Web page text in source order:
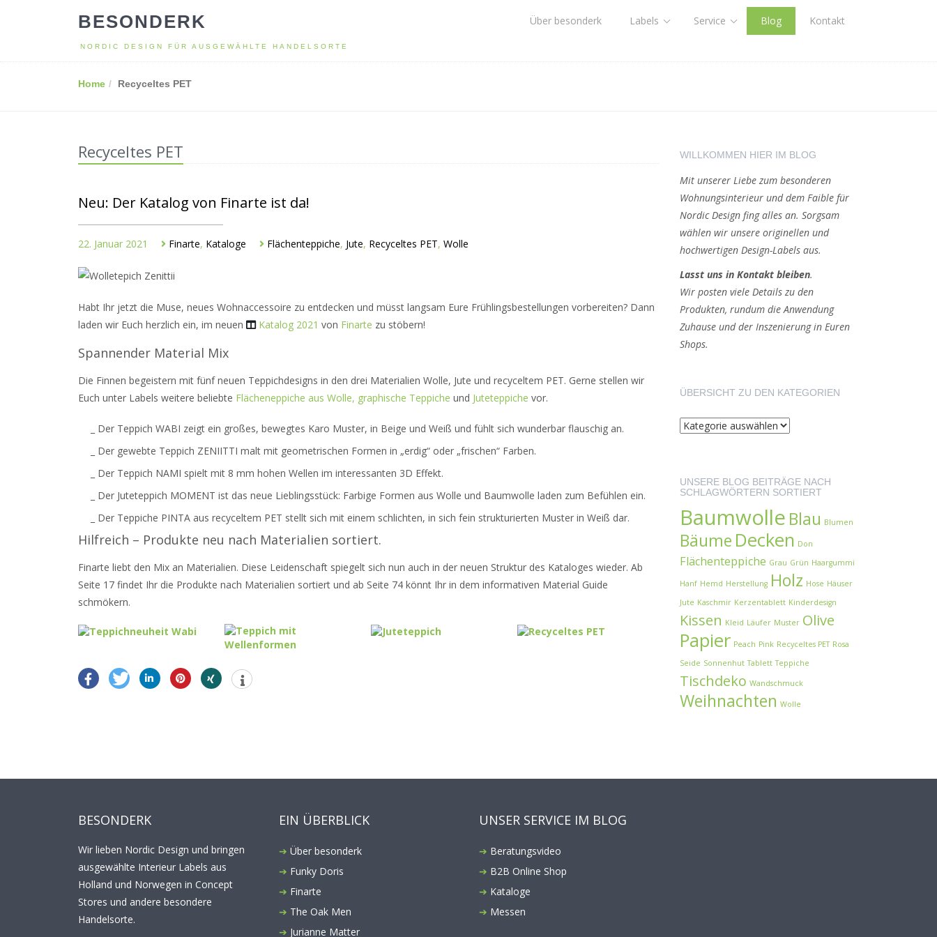
BESONDERK
NORDIC DESIGN FÜR AUSGEWÄHLTE HANDELSORTE
Über besonderk Labels Service Blog Kontakt
Home Recyceltes PET
Recyceltes PET
Neu: Der Katalog von Finarte ist da!
22. Januar 2021 Finarte, Kataloge Flächenteppiche, Jute, Recyceltes PET, Wolle
Habt Ihr jetzt die Muse, neues Wohnaccessoire zu entdecken und müsst langsam Eure Frühlingsbestellungen vorbereiten? Dann
laden wir Euch herzlich ein, im neuen
Katalog 2021 von Finarte zu stöbern!
Spannender Material Mix
Die Finnen begeistern mit fünf neuen Teppichdesigns in den drei Materialien Wolle, Jute und recyceltem PET. Gerne stellen wir
Euch unter Labels weitere beliebte Flächeneppiche aus Wolle, graphische Teppiche und Juteteppiche vor.
_ Der Teppich WABI zeigt ein großes, bewegtes Karo Muster, in Beige und Weiß und fühlt sich wunderbar flauschig an.
_ Der gewebte Teppich ZENIITTI malt mit geometrischen Formen in „erdig“ oder „frischen“ Farben.
_ Der Teppich NAMI spielt mit 8 mm hohen Wellen im interessanten 3D Effekt.
_ Der Juteteppich MOMENT ist das neue Lieblingsstück: Farbige Formen aus Wolle und Baumwolle laden zum Befühlen ein.
_ Der Teppiche PINTA aus recyceltem PET stellt sich mit einem schlichten, in sich fein strukturierten Muster in Weiß dar.
Hilfreich – Produkte neu nach Materialien sortiert.
Finarte liebt den Mix an Materialien. Diese Leidenschaft spiegelt sich nun auch in der neuen Struktur des Kataloges wieder. Ab
Seite 17 findet Ihr die Produkte nach Materialien sortiert und ab Seite 74 könnt Ihr in dem informativen Material Guide
schmökern.
WILLKOMMEN HIER IM BLOG
Mit unserer Liebe zum besonderen
Wohnungsinterieur und dem Faible für
Nordic Design fing alles an. Sorgsam
wählen wir unsere originellen und
hochwertigen Design-Labels aus.
Lasst uns in Kontakt bleiben.
Wir posten viele Details zu den
Produkten, rundum die Anwendung
Zuhause und der Inszenierung in Euren
Shops.
ÜBERSICHT ZU DEN KATEGORIEN
UNSERE BLOG BEITRÄGE NACH
SCHLAGWÖRTERN SORTIERT
Baumwolle Blau Blumen
Bäume Decken Don
Flächenteppiche Grau Grün Haargummi
Hanf Hemd Herstellung Holz Hose Häuser
Jute Kaschmir Kerzentablett Kinderdesign
Kissen Kleid Läufer Muster Olive
Papier Peach Pink Recyceltes PET Rosa
Seide Sonnenhut Tablett Teppiche
Tischdeko Wandschmuck
Weihnachten Wolle
BESONDERK
Wir lieben Nordic Design und bringen
ausgewählte Interieur Labels aus
Holland und Norwegen in Concept
Stores und andere besondere
Handelsorte.
EIN ÜBERBLICK
Über besonderk
Funky Doris
Finarte
The Oak Men
Jurianne Matter
UNSER SERVICE IM BLOG
Beratungsvideo
B2B Online Shop
Kataloge
Messen